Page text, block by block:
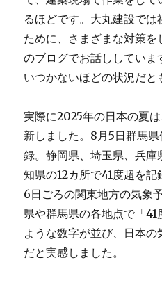
るほどです。大丸建設で
ために、さまざまな対策を
のブログでお話ししていま
いつかないほどの状況だと
実際に2025年の日本の夏
新しました。8月5日群馬
録。静岡県、埼玉県、兵
知県の12カ所で41度超を
6日ごろの関東地方の気象
県や群馬県の各地点で「
ような数字が並び、日本
だと実感しました。